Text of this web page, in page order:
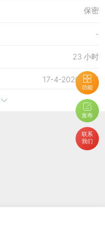
功能
发布
联系
我们
保密
-
23 小时
17-4-2026 17:14
28-5-2026 21:16
28-5-2026 21:13
22-4-2026 20:34